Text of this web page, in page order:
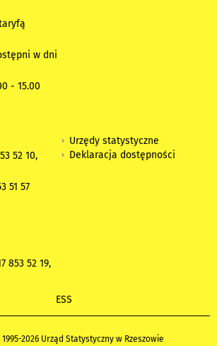
w dni
- 15.00
52 10,
51 57
853 52 19,
Urzędy statystyczne
Deklaracja dostępności
ESS
2026 Urząd Statystyczny w Rzeszowie